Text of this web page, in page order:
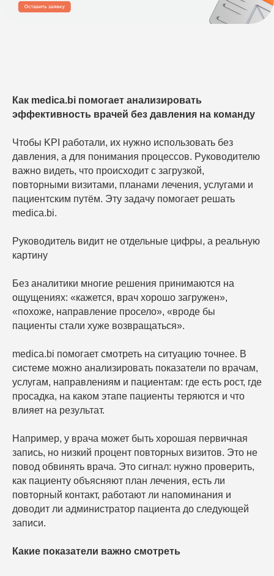
Как medica.bi помогает анализировать
эффективность врачей без давления на команду
Чтобы KPI работали, их нужно использовать без
давления, а для понимания процессов. Руководителю
важно видеть, что происходит с загрузкой,
повторными визитами, планами лечения, услугами и
пациентским путём. Эту задачу помогает решать
medica.bi.
Руководитель видит не отдельные цифры, а реальную
картину
Без аналитики многие решения принимаются на
ощущениях: «кажется, врач хорошо загружен»,
«похоже, направление просело», «вроде бы
пациенты стали хуже возвращаться».
medica.bi помогает смотреть на ситуацию точнее. В
системе можно анализировать показатели по врачам,
услугам, направлениям и пациентам: где есть рост, где
просадка, на каком этапе пациенты теряются и что
влияет на результат.
Например, у врача может быть хорошая первичная
запись, но низкий процент повторных визитов. Это не
повод обвинять врача. Это сигнал: нужно проверить,
как пациенту объясняют план лечения, есть ли
повторный контакт, работают ли напоминания и
доводит ли администратор пациента до следующей
записи.
Какие показатели важно смотреть
+7
Я согласен справилами политики
Оставить заявку
Оставьте заявку – покажем, как medica.bi
помогает анализировать работу врачей,
загрузку направлений и точки роста вашей
клиники.